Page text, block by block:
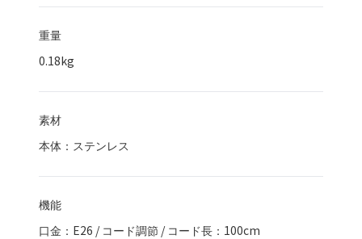
重量
0.18kg
素材
本体：ステンレス
機能
口金：E26 / コード調節 / コード長：100cm